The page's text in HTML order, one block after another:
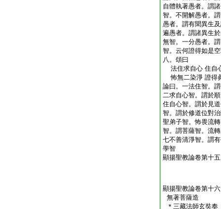
自體執著愚者。謂
智。不開解愚者。
愚者。謂有聞異生
遍愚者。謂諸異生
無智。一分愚者。
智。云何證得如是
八。頌曰
法住求自心 住自
怖無二染淨 證得
論曰。一法住智。
二求自心智。謂於
住自心智。謂於見
智。謂於修道位對
聖弟子智。怖畏流
智。謂菩薩智。流
七不善清淨智。謂
學智
顯揚聖教論卷第十五
顯揚聖教論卷第十六
無著菩薩造
＊三藏法師玄奘